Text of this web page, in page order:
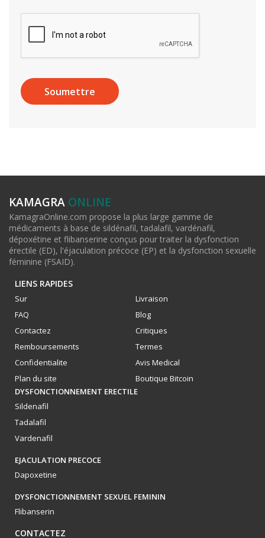
KAMAGRA ONLINE
KamagraOnline.com propose la plus large gamme de
médicaments à base de sildénafil, tadalafil, vardénafil,
dépoxétine et flibanserine conçus pour traiter la dysfonction
érectile (ED), l'éjaculation précoce (EP) et la dysfonction sexuelle
féminine (FSAID).
LIENS RAPIDES
Sur
Livraison
FAQ
Blog
Contactez
Critiques
Remboursements
Termes
Confidentialite
Avis Medical
Plan du site
Boutique Bitcoin
DYSFONCTIONNEMENT ERECTILE
Sildenafil
Tadalafil
Vardenafil
EJACULATION PRECOCE
Dapoxetine
DYSFONCTIONNEMENT SEXUEL FEMININ
Flibanserin
CONTACTEZ